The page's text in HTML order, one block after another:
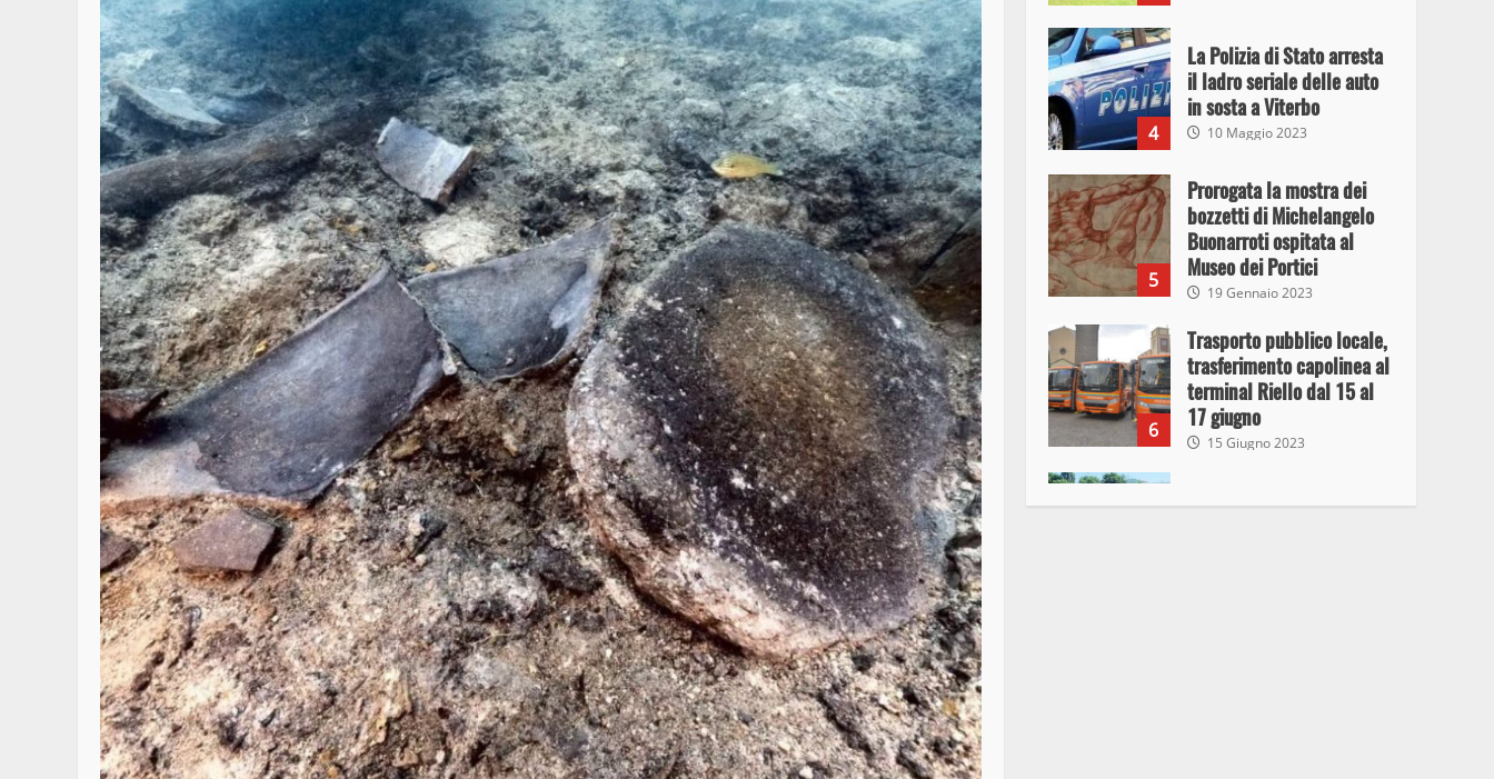
4
La Polizia di Stato arresta
il ladro seriale delle auto
in sosta a Viterbo
10 Maggio 2023
5
Prorogata la mostra dei
bozzetti di Michelangelo
Buonarroti ospitata al
Museo dei Portici
19 Gennaio 2023
6
Trasporto pubblico locale,
trasferimento capolinea al
terminal Riello dal 15 al
17 giugno
15 Giugno 2023